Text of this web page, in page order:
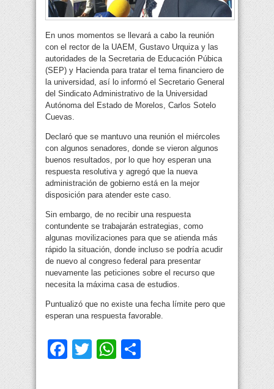
En unos momentos se llevará a cabo la reunión
con el rector de la UAEM, Gustavo Urquiza y las
autoridades de la Secretaria de Educación Púbica
(SEP) y Hacienda para tratar el tema financiero de
la universidad, así lo informó el Secretario General
del Sindicato Administrativo de la Universidad
Autónoma del Estado de Morelos, Carlos Sotelo
Cuevas.
Declaró que se mantuvo una reunión el miércoles
con algunos senadores, donde se vieron algunos
buenos resultados, por lo que hoy esperan una
respuesta resolutiva y agregó que la nueva
administración de gobierno está en la mejor
disposición para atender este caso.
Sin embargo, de no recibir una respuesta
contundente se trabajarán estrategias, como
algunas movilizaciones para que se atienda más
rápido la situación, donde incluso se podría acudir
de nuevo al congreso federal para presentar
nuevamente las peticiones sobre el recurso que
necesita la máxima casa de estudios.
Puntualizó que no existe una fecha límite pero que
esperan una respuesta favorable.
Facebook
TwitterWhatsApp